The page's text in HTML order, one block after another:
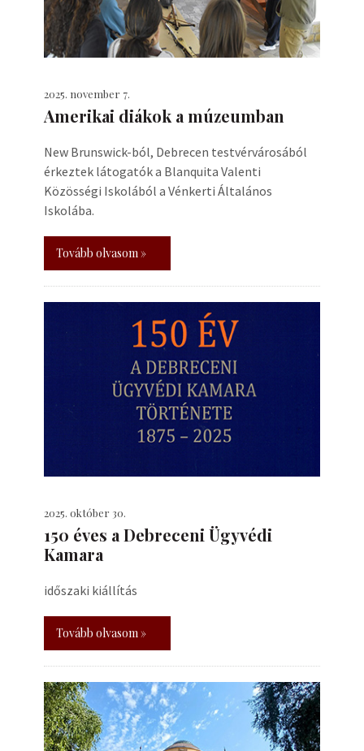
2025. november 7.
Amerikai diákok a múzeumban
New Brunswick-ból, Debrecen testvérvárosából
érkeztek látogatók a Blanquita Valenti
Közösségi Iskolából a Vénkerti Általános
Iskolába.
Tovább olvasom »
2025. október 30.
150 éves a Debreceni Ügyvédi
Kamara
időszaki kiállítás
Tovább olvasom »